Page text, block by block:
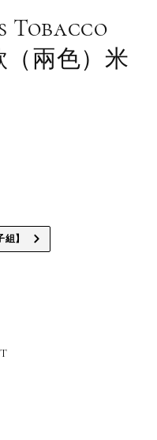
Tobacco
兩色）米
】